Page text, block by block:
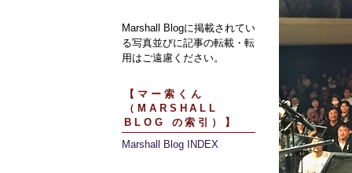
Marshall Blogに掲載されてい
る写真並びに記事の転載・転
用はご遠慮ください。
【マー索くん
（MARSHALL
BLOG の索引）】
Marshall Blog INDEX